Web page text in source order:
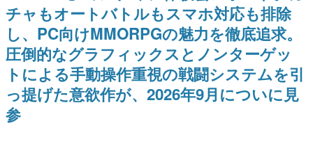
聞きし、ヒットする企画（ゲーム）とは何か？を探ってい
きます。
赫本
この物語を解いてはいけない。『赫本』は、〈試験問題〉
の形をした短編ホラー小説集です。
新世代に訊く
チャもオートバトルもスマホ対応も排除
し、PC向けMMORPGの魅力を徹底追求。
圧倒的なグラフィックスとノンターゲッ
トによる手動操作重視の戦闘システムを引
っ提げた意欲作が、2026年9月についに見
参